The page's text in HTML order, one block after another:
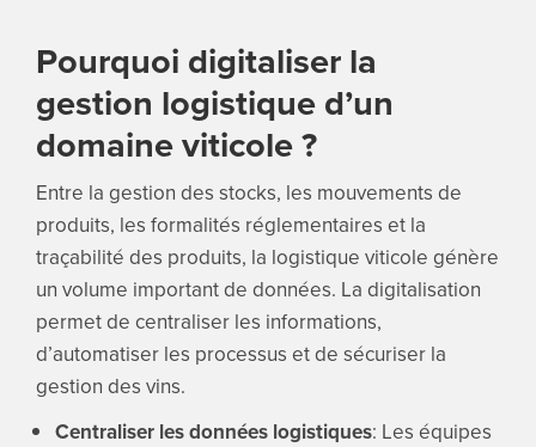
Pourquoi digitaliser la
gestion logistique d’un
domaine viticole ?
Entre la gestion des stocks, les mouvements de
produits, les formalités réglementaires et la
traçabilité des produits, la logistique viticole génère
un volume important de données. La digitalisation
permet de centraliser les informations,
d’automatiser les processus et de sécuriser la
gestion des vins.
Centraliser les données logistiques: Les équipes